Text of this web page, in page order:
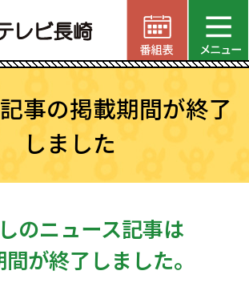
事の掲載期間が終了
しました
のニュース記事は
が終了しました。